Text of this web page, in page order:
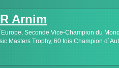
Arnim
Seconde Vice-Champion du
Masters Trophy, 60 fois Champion